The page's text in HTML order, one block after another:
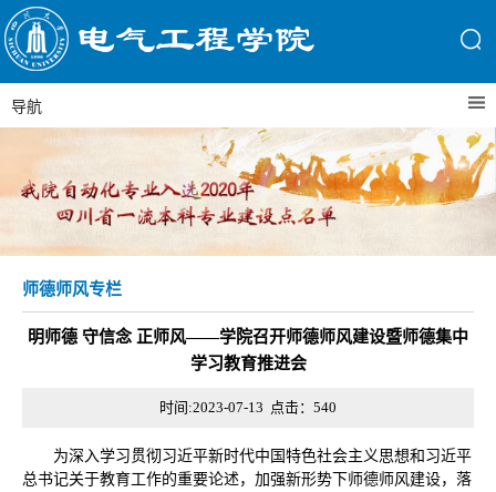
导航
师德师风专栏
明师德 守信念 正师风——学院召开师德师风建设暨师德集中
学习教育推进会
时间:2023-07-13 点击： 540
为深入学习贯彻习近平新时代中国特色社会主义思想和习近平
总书记关于教育工作的重要论述，加强新形势下师德师风建设，落